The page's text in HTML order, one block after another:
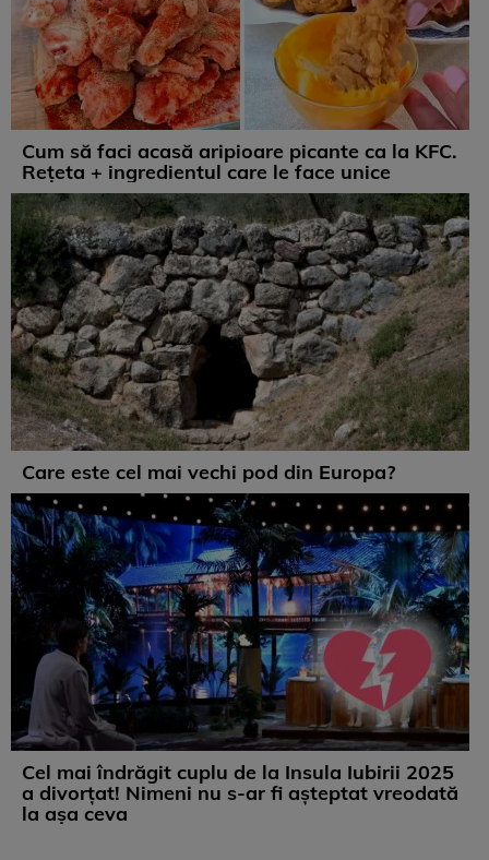
Cum să faci acasă aripioare picante ca la KFC.
Rețeta + ingredientul care le face unice
Care este cel mai vechi pod din Europa?
Cel mai îndrăgit cuplu de la Insula Iubirii 2025
a divorțat! Nimeni nu s-ar fi așteptat vreodată
la așa ceva